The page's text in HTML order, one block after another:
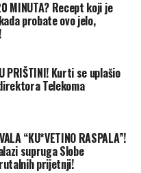
MINUTA? Recept koji je
probate ovo jelo,
U PRIŠTINI! Kurti se uplašio
Telekoma
“KU*VETINO RASPALA”!
supruga Slobe
prijetnji!